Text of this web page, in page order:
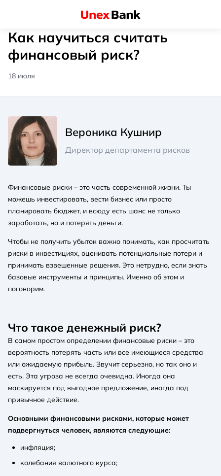
Как научиться считать
финансовый риск?
18 июля
Вероника Кушнир
Директор департамента рисков
Финансовые риски – это часть современной жизни. Ты
можешь инвестировать, вести бизнес или просто
планировать бюджет, и всюду есть шанс не только
заработать, но и потерять деньги.
Чтобы не получить убыток важно понимать, как просчитать
риски в инвестициях, оценивать потенциальные потери и
принимать взвешенные решения. Это нетрудно, если знать
базовые инструменты и принципы. Именно об этом и
поговорим.
Что такое денежный риск?
В самом простом определении финансовые риски – это
вероятность потерять часть или все имеющиеся средства
или ожидаемую прибыль. Звучит серьезно, но так оно и
есть. Эта угроза не всегда очевидна. Иногда она
маскируется под выгодное предложение, иногда под
привычное действие.
Основными финансовыми рисками, которые может
подвергнуться человек, являются следующие:
инфляция;
колебания валютного курса;